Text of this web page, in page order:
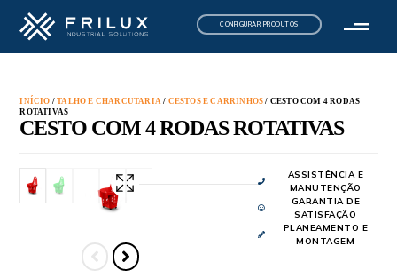
CONFIGURAR PRODUTOS
INÍCIO /TALHO E CHARCUTARIA / CESTOS E CARRINHOS / CESTO COM 4 RODAS
ROTATIVAS
CESTO COM 4 RODAS ROTATIVAS
ASSISTÊNCIA E
MANUTENÇÃO
GARANTIA DE
SATISFAÇÃO
PLANEAMENTO E
MONTAGEM